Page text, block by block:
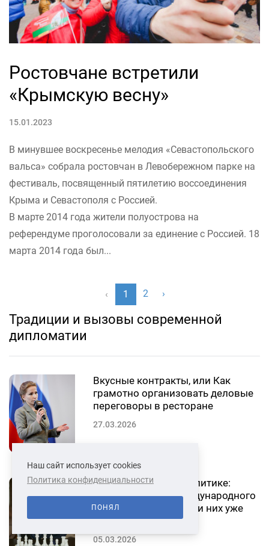
Ростовчане встретили
«Крымскую весну»
15.01.2023
В минувшее воскресенье мелодия «Севастопольского
вальса» собрала ростовчан в Левобережном парке на
фестиваль, посвященный пятилетию воссоединения
Крыма и Севастополя с Россией.
В марте 2014 года жители полуострова на
референдуме проголосовали за единение с Россией. 18
марта 2014 года был...
‹ 1 2 ›
Традиции и вызовы современной
дипломатии
Вкусные контракты, или Как
грамотно организовать деловые
переговоры в ресторане
27.03.2026
Дамы в бизнесе и политике:
сколько правил международного
делового этикета ради них уже
нарушили?
05.03.2026
Наш сайт использует cookies
Политика конфиденциальности
ПОНЯЛ